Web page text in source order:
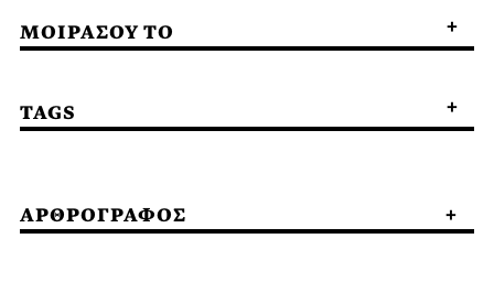
ΜΟΙΡΑΣΟΥ ΤΟ
TAGS
ΑΡΘΡΟΓΡΑΦΟΣ